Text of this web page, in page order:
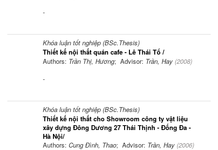
-
Khóa luận tốt nghiệp (BSc.Thesis)
Thiết kế nội thất quán cafe - Lê Thái Tổ /
Authors: Trần Thị, Hương; Advisor: Trần, Hay (2008)
-
Khóa luận tốt nghiệp (BSc.Thesis)
Thiết kế nội thất cho Showroom công ty vật liệu
xây dựng Đông Dương 27 Thái Thịnh - Đống Đa -
Hà Nội/
Authors: Cung Đình, Thao; Advisor: Trần, Hay (2006)